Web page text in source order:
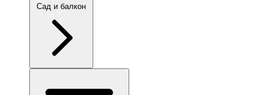
Сад и балкон